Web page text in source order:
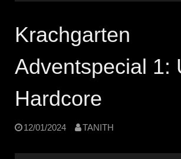
Krachgarten
Adventspecial 1:
Hardcore
12/01/2024 TANITH